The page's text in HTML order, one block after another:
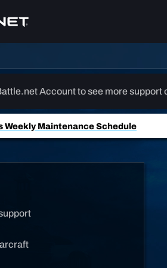
Account to see more support
Weekly Maintenance Schedule